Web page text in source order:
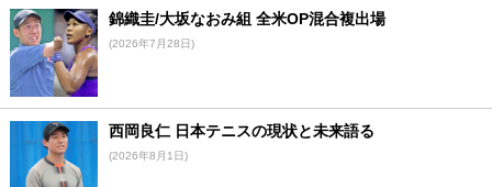
錦織圭/大坂なおみ組 全米OP混合複出場
(2026年7月28日)
西岡良仁 日本テニスの現状と未来語る
(2026年8月1日)